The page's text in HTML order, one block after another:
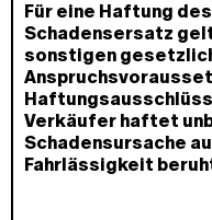
Für eine Haftung
Schadensersatz
sonstigen
Verkäufer haftet
Schadensursache
Fahrlässigkeit